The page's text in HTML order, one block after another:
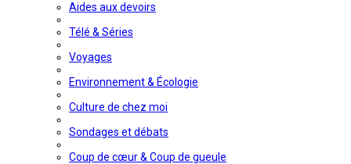
Aides aux devoirs
Télé & Séries
Voyages
Environnement & Écologie
Culture de chez moi
Sondages et débats
Coup de cœur & Coup de gueule